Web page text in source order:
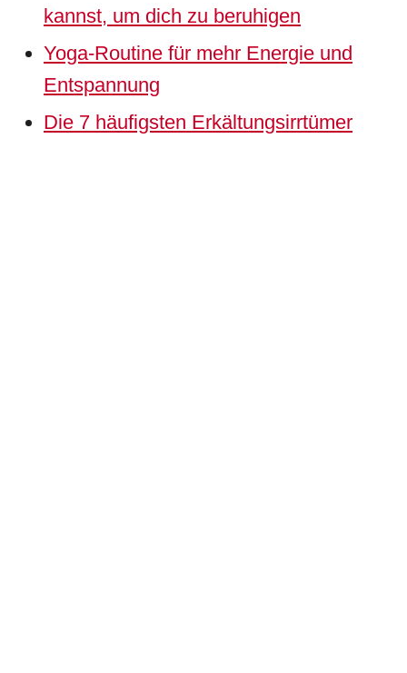
kannst, um dich zu beruhigen
Yoga-Routine für mehr Energie und
Entspannung
Die 7 häufigsten Erkältungsirrtümer